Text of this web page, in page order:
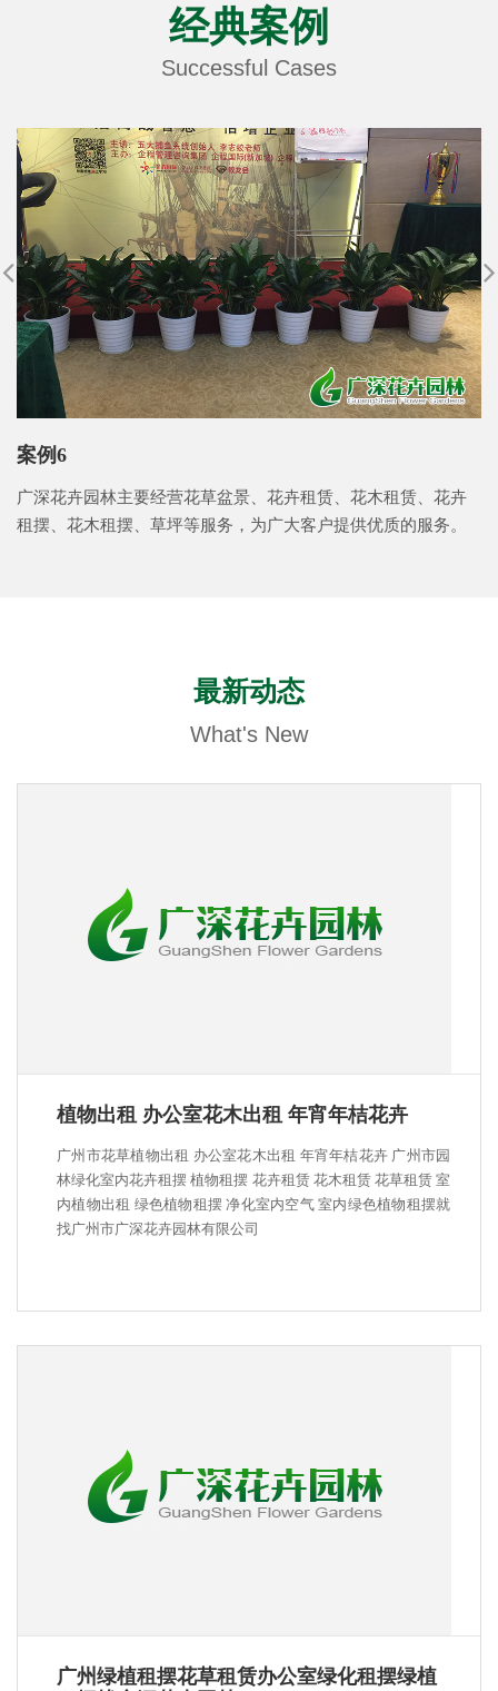
经典案例
Successful Cases
案例6
广深花卉园林主要经营花草盆景、花卉租赁、花木租赁、花卉
租摆、花木租摆、草坪等服务，为广大客户提供优质的服务。
最新动态
What's New
植物出租 办公室花木出租 年宵年桔花卉
广州市花草植物出租 办公室花木出租 年宵年桔花卉 广州市园
林绿化室内花卉租摆 植物租摆 花卉租赁 花木租赁 花草租赁 室
内植物出租 绿色植物租摆 净化室内空气 室内绿色植物租摆就
找广州市广深花卉园林有限公司
广州绿植租摆花草租赁办公室绿化租摆绿植